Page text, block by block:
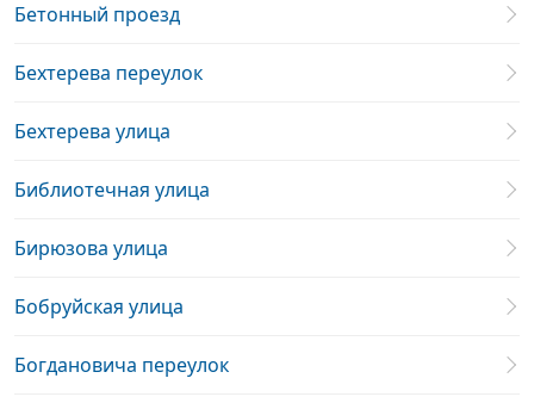
Бетонный проезд
Бехтерева переулок
Бехтерева улица
Библиотечная улица
Бирюзова улица
Бобруйская улица
Богдановича переулок